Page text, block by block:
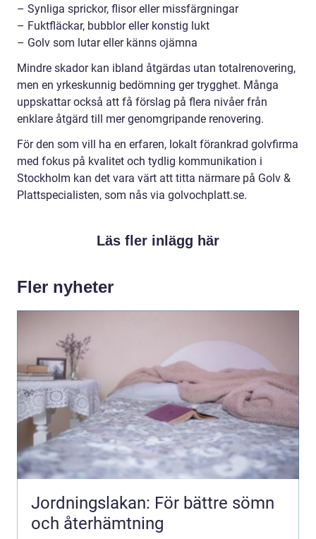
– Synliga sprickor, flisor eller missfärgningar
– Fuktfläckar, bubblor eller konstig lukt
– Golv som lutar eller känns ojämna
Mindre skador kan ibland åtgärdas utan totalrenovering,
men en yrkeskunnig bedömning ger trygghet. Många
uppskattar också att få förslag på flera nivåer från
enklare åtgärd till mer genomgripande renovering.
För den som vill ha en erfaren, lokalt förankrad golvfirma
med fokus på kvalitet och tydlig kommunikation i
Stockholm kan det vara värt att titta närmare på Golv &
Plattspecialisten, som nås via golvochplatt.se.
Läs fler inlägg här
Fler nyheter
Jordningslakan: För bättre sömn
och återhämtning